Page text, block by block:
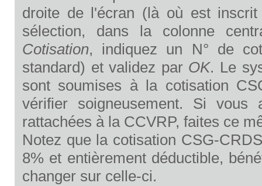
droite de l'écran (là où est
sélection, dans la colonne
Cotisation, indiquez un N° de
standard) et validez par OK. Le
sont soumises à la cotisation
vérifier soigneusement. Si
rattachées à la CCVRP, faites ce
Notez que la cotisation CSG-
8% et entièrement déductible,
changer sur celle-ci.